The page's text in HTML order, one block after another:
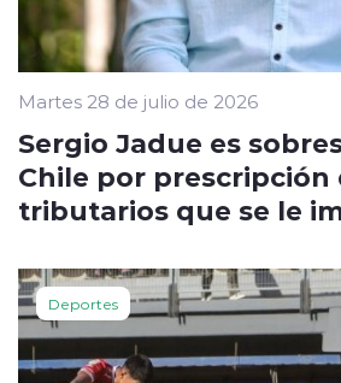
Martes 28 de julio de 2026
Sergio Jadue es
Chile por prescripción
tributarios que se le
Deportes